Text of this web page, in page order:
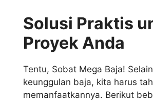
Solusi Praktis
Proyek Anda
Tentu, Sobat Mega Baja!
keunggulan baja, kita harus
memanfaatkannya. Berikut